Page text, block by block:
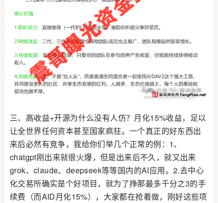
三、高收益+开源为什么没有人仿？月化15%收益，足以
让全世界任何资本甚至国家疯狂。一个真正的好东西出
来后必然有竞争，我给你们举几个正常的例：1、
chatgpt刚出来就很火爆，但是出来后不久，就又出来
grok、claude、deepseek等等国内的AI应用。2.去中心
化交易所确实是个好项目，就为了挣那最多千分之3的手
续费（而AID月化15%），大家都在抢着做，刚好这些项